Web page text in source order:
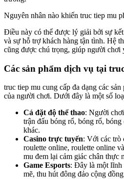
Nguyên nhân nào khiến truc tiep mu
Điều này có thể được lý giải bởi sự
và sự hỗ trợ khách hàng tận tình. Hệ
cũng được chú trọng, giúp người chơi
Các sản phẩm dịch vụ tại
truc tiep mu cung cấp đa dạng các
của người chơi. Dưới đây là một số
Cá đặt độ thể thao: Người
trận đấu bóng rổ, bóng rổ,
khác.
Casino trực tuyến: Với các trò
roulette online, roulette online
mu đem lại cảm giác chân thực
Game Esports: Đây là một lĩnh
mẽ, thu hút đông đảo cộng